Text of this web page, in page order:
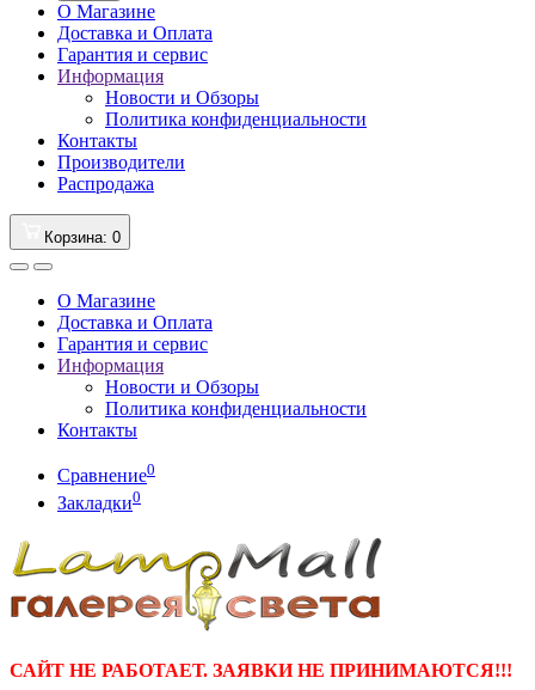
О Магазине
Доставка и Оплата
Гарантия и сервис
Информация
Новости и Обзоры
Политика конфиденциальности
Контакты
Производители
Распродажа
Корзина: 0
О Магазине
Доставка и Оплата
Гарантия и сервис
Информация
Новости и Обзоры
Политика конфиденциальности
Контакты
Сравнение0
Закладки0
САЙТ НЕ РАБОТАЕТ. ЗАЯВКИ НЕ ПРИНИМАЮТСЯ!!!